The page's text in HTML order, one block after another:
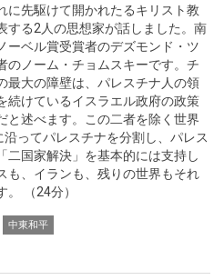
に先駆けて開かれたるキリスト教
する2人の思想家が話しました。南
ーベル賞受賞者のデズモンド・ツ
のノーム・チョムスキーです。チ
最大の障壁は、パレスチナ人の領
続けているイスラエル政府の政策
と述べます。この二者を除く世界
ってパレスチナを分割し、パレス
二国家解決」を基本的には支持し
も、イランも、残りの世界もそれ
（24分）
中東和平